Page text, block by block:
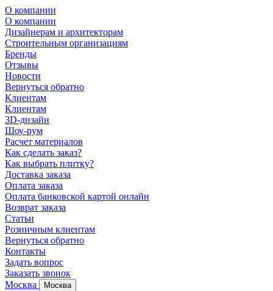
О компании
О компании
Дизайнерам и архитекторам
Строительным организациям
Бренды
Отзывы
Новости
Вернуться обратно
Клиентам
Клиентам
3D-дизайн
Шоу-рум
Расчет материалов
Как сделать заказ?
Как выбрать плитку?
Доставка заказа
Оплата заказа
Оплата банковской картой онлайн
Возврат заказа
Статьи
Розничным клиентам
Вернуться обратно
Контакты
Задать вопрос
Заказать звонок
Москва
Москва